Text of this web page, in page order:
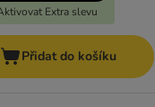
Extra slevu
Přidat do košíku